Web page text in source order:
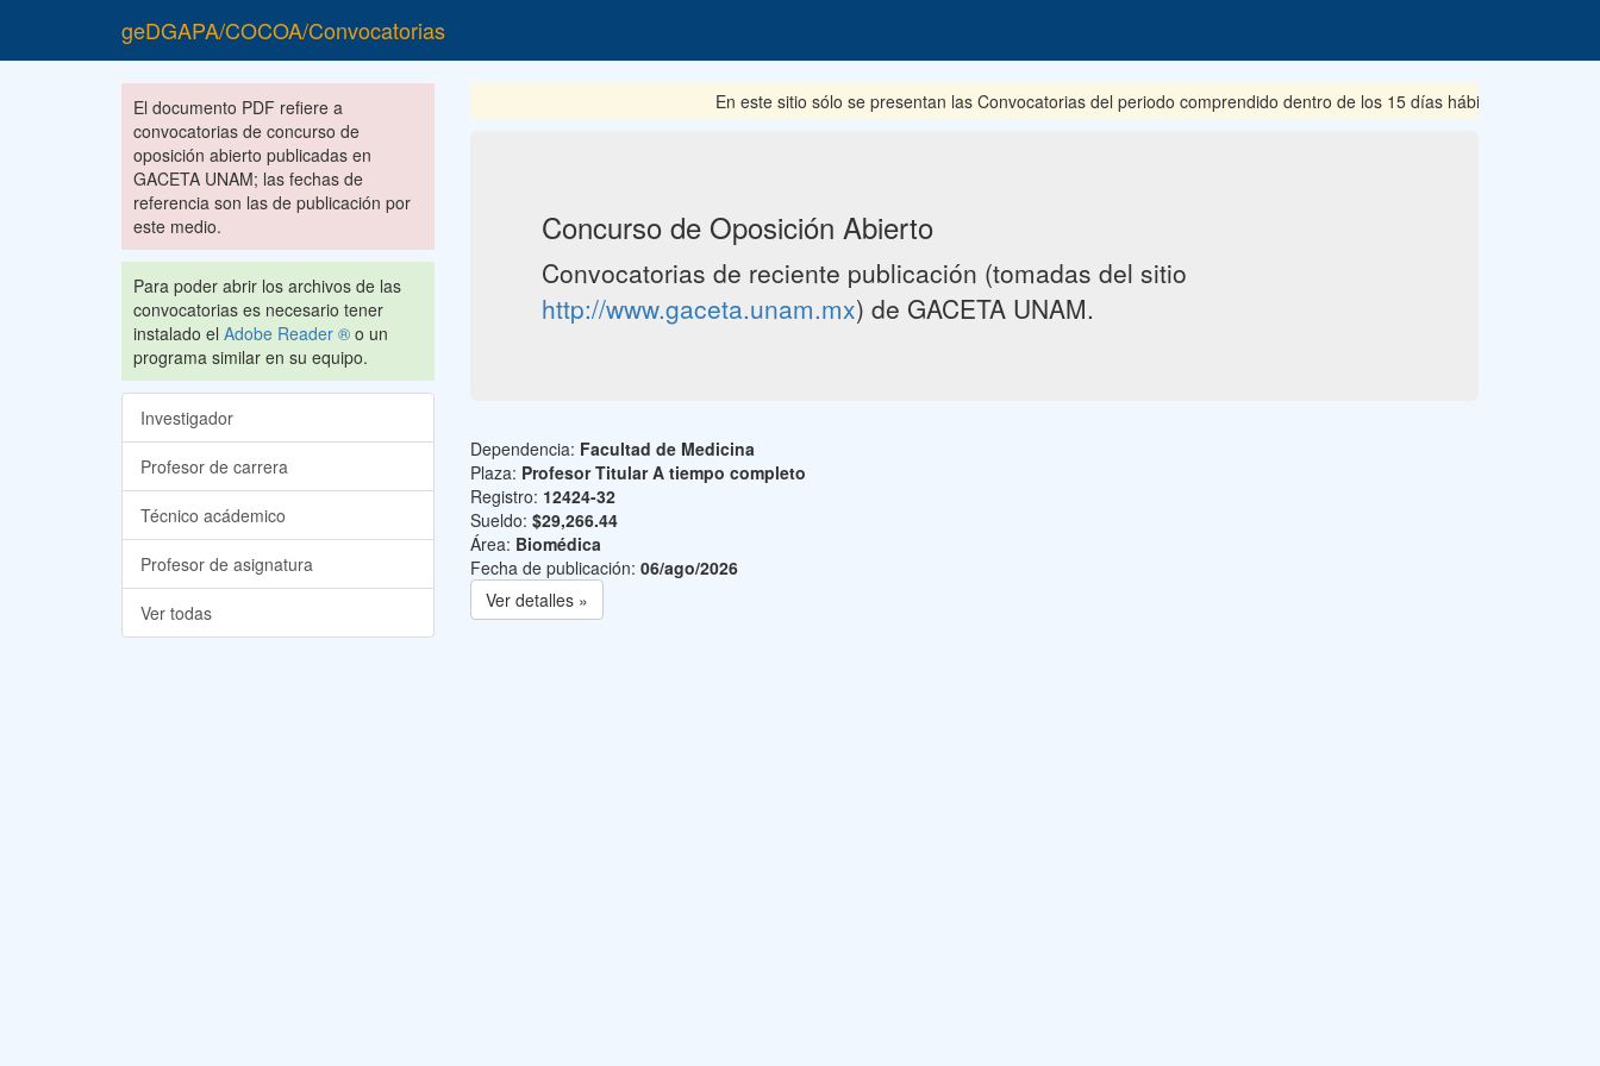
geDGAPA/COCOA/Convocatorias
El documento PDF refiere a
convocatorias de concurso de
oposición abierto publicadas en
GACETA UNAM; las fechas de
referencia son las de publicación por
este medio.
Para poder abrir los archivos de las
convocatorias es necesario tener
instalado el Adobe Reader ® o un
programa similar en su equipo.
Investigador
Profesor de carrera
Técnico acádemico
Profesor de asignatura
Ver todas
En este sitio sólo se presentan las Convocatorias del periodo comprendido dentro de los 15 días hábiles posteriores
Concurso de Oposición Abierto
Convocatorias de reciente publicación (tomadas del sitio
http://www.gaceta.unam.mx) de GACETA UNAM.
Dependencia: Facultad de Medicina
Plaza: Profesor Titular A tiempo completo
Registro: 12424-32
Sueldo: $29,266.44
Área: Biomédica
Fecha de publicación: 06/ago/2026
Ver detalles »